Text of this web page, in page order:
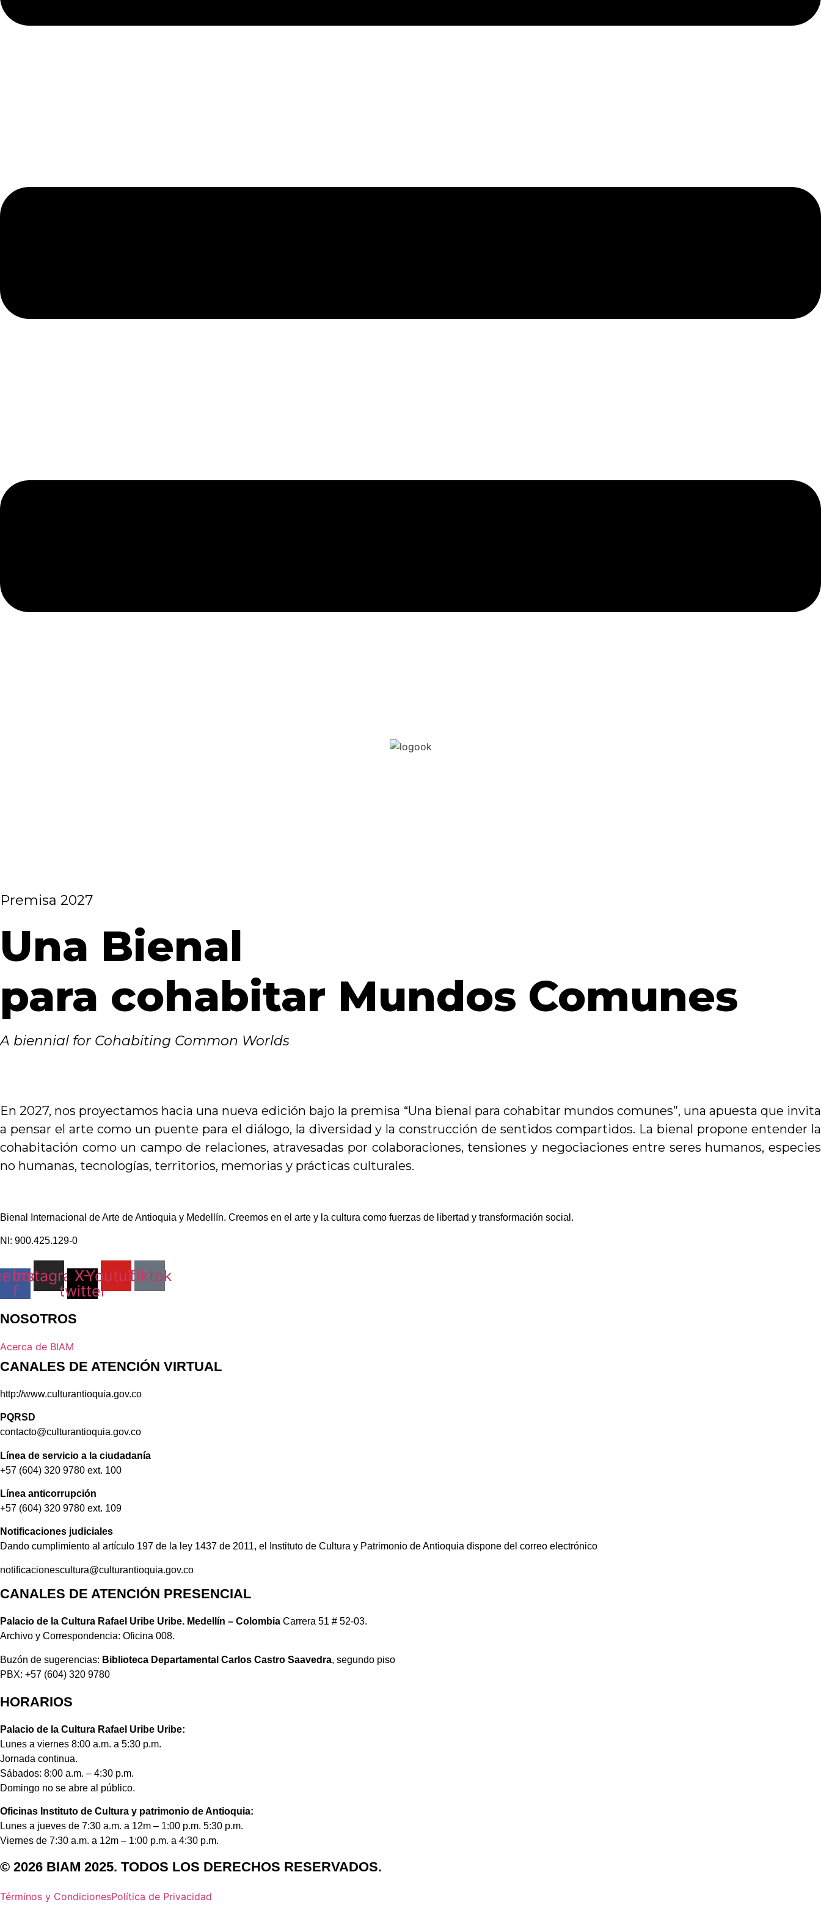
Premisa 2027
Una Bienal
para cohabitar Mundos Comunes
A biennial for Cohabiting Common Worlds
En 2027, nos proyectamos hacia una nueva edición bajo la premisa “Una bienal para cohabitar mundos comunes”, una apuesta que invita
a pensar el arte como un puente para el diálogo, la diversidad y la construcción de sentidos compartidos. La bienal propone entender la
cohabitación como un campo de relaciones, atravesadas por colaboraciones, tensiones y negociaciones entre seres humanos, especies
no humanas, tecnologías, territorios, memorias y prácticas culturales.
Bienal Internacional de Arte de Antioquia y Medellín. Creemos en el arte y la cultura como fuerzas de libertad y transformación social.
NI: 900.425.129-0
f
Instagram
X-
twitter
YoutubeTiktok
NOSOTROS
Acerca de BIAM
CANALES DE ATENCIÓN VIRTUAL
http://www.culturantioquia.gov.co
PQRSD
contacto@culturantioquia.gov.co
Línea de servicio a la ciudadanía
+57 (604) 320 9780 ext. 100
Línea anticorrupción
+57 (604) 320 9780 ext. 109
Notificaciones judiciales
Dando cumplimiento al artículo 197 de la ley 1437 de 2011, el Instituto de Cultura y Patrimonio de Antioquia dispone del correo electrónico
notificacionescultura@culturantioquia.gov.co
CANALES DE ATENCIÓN PRESENCIAL
Palacio de la Cultura Rafael Uribe Uribe. Medellín – Colombia Carrera 51 # 52-03.
Archivo y Correspondencia: Oficina 008.
Buzón de sugerencias: Biblioteca Departamental Carlos Castro Saavedra, segundo piso
PBX: +57 (604) 320 9780
HORARIOS
Palacio de la Cultura Rafael Uribe Uribe:
Lunes a viernes 8:00 a.m. a 5:30 p.m.
Jornada continua.
Sábados: 8:00 a.m. – 4:30 p.m.
Domingo no se abre al público.
Oficinas Instituto de Cultura y patrimonio de Antioquia:
Lunes a jueves de 7:30 a.m. a 12m – 1:00 p.m. 5:30 p.m.
Viernes de 7:30 a.m. a 12m – 1:00 p.m. a 4:30 p.m.
© 2026 BIAM 2025. TODOS LOS DERECHOS RESERVADOS.
Términos y CondicionesPolítica de Privacidad